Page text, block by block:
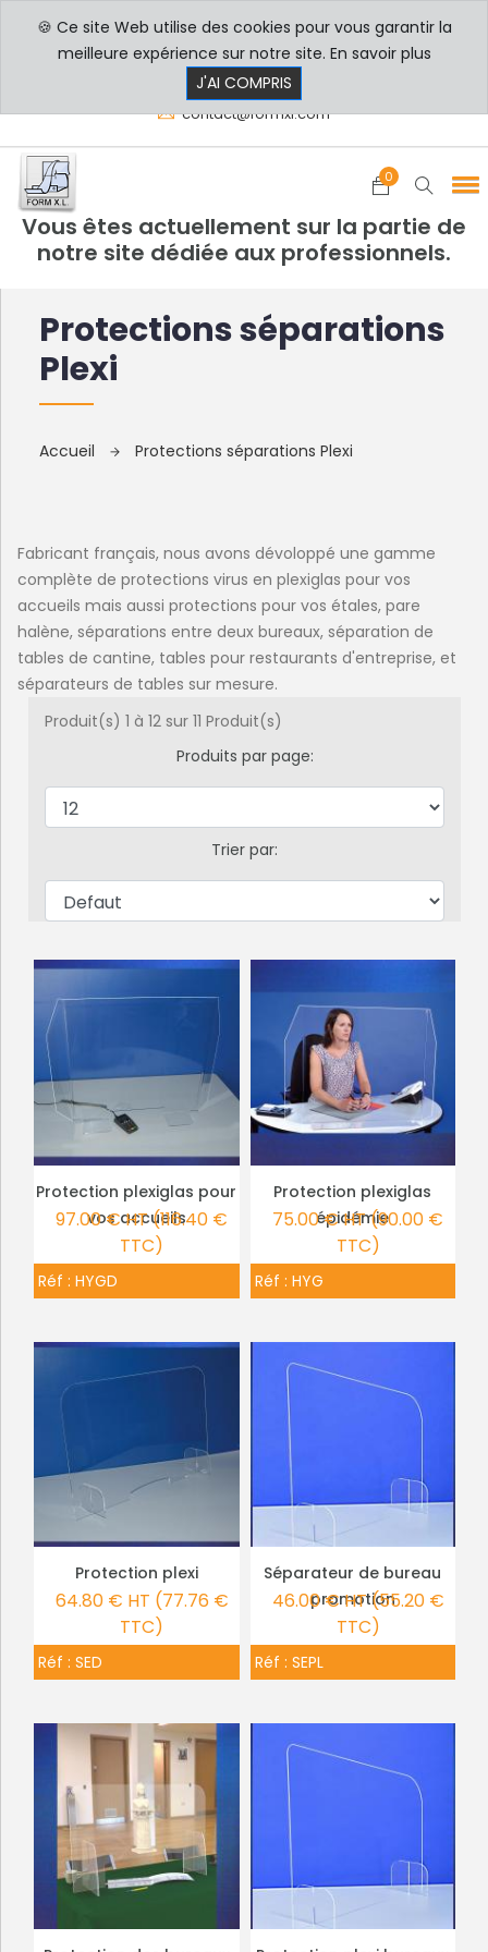
PROFESSIONNELS PARTICULIERS
contact@formxl.com
0
Vous êtes actuellement sur la partie de
notre site dédiée aux professionnels.
Protections séparations
Plexi
Accueil Protections séparations Plexi
Fabricant français, nous avons dévoloppé une gamme
complète de protections virus en plexiglas pour vos
accueils mais aussi protections pour vos étales, pare
halène, séparations entre deux bureaux, séparation de
tables de cantine, tables pour restaurants d'entreprise, et
séparateurs de tables sur mesure.
Produit(s) 1 à 12 sur 11 Produit(s)
Produits par page:
Trier par:
PLUS DE DÉTAILS
Protection plexiglas pour
vos accueils
97.00 € HT (116.40 €
TTC)
Réf : HYGD
PLUS DE DÉTAILS
Protection plexiglas
épidémie
75.00 € HT (90.00 €
TTC)
Réf : HYG
PLUS DE DÉTAILS
Protection plexi
64.80 € HT (77.76 €
TTC)
Réf : SED
PLUS DE DÉTAILS
Séparateur de bureau
promotion
46.00 € HT (55.20 €
TTC)
Réf : SEPL
🍪 Ce site Web utilise des cookies pour vous garantir la
meilleure expérience sur notre site. En savoir plus
J'AI COMPRIS